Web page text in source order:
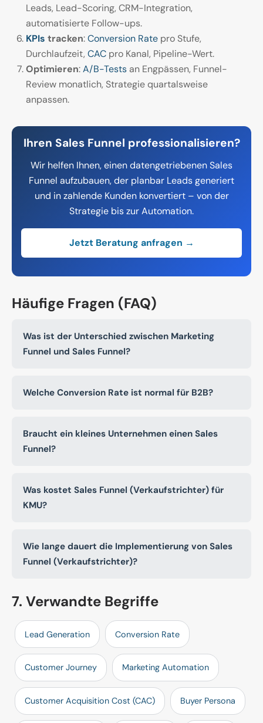
Leads, Lead-Scoring, CRM-Integration,
automatisierte Follow-ups.
KPIs tracken:Conversion Rate pro Stufe,
Durchlaufzeit, CAC pro Kanal, Pipeline-Wert.
Optimieren:A/B-Tests an Engpässen, Funnel-
Review monatlich, Strategie quartalsweise
anpassen.
Ihren Sales Funnel professionalisieren?
Wir helfen Ihnen, einen datengetriebenen Sales
Funnel aufzubauen, der planbar Leads generiert
und in zahlende Kunden konvertiert – von der
Strategie bis zur Automation.
Jetzt Beratung anfragen →
Häufige Fragen (FAQ)
Was ist der Unterschied zwischen Marketing
Funnel und Sales Funnel?
Welche Conversion Rate ist normal für B2B?
Braucht ein kleines Unternehmen einen Sales
Funnel?
Was kostet Sales Funnel (Verkaufstrichter) für
KMU?
Wie lange dauert die Implementierung von Sales
Funnel (Verkaufstrichter)?
7. Verwandte Begriffe
Lead Generation Conversion Rate
Customer Journey Marketing Automation
Customer Acquisition Cost (CAC) Buyer Persona